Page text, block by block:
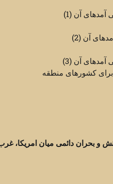
آن (1)
آن (2)
آن (3)
برای کشورهای منطقه
و بحران دائمی میان امریکا،